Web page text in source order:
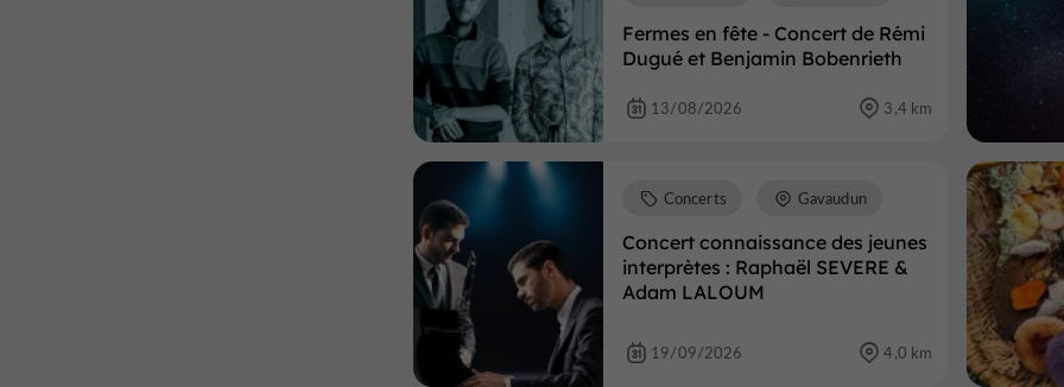
Fermes en fête - Concert de Rémi
Dugué et Benjamin Bobenrieth
13/08/2026 3,4 km
Concert connaissance des jeunes
interprètes : Raphaël SEVERE &
Adam LALOUM
Concerts Gavaudun
19/09/2026 4,0 km